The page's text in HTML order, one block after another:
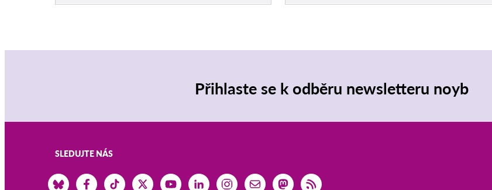
Přihlaste se k odběru newsletteru noyb
SLEDUJTE NÁS